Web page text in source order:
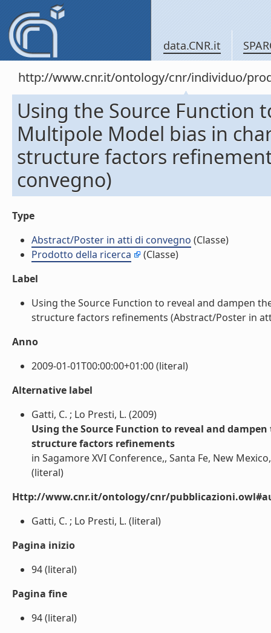
data.CNR.it
http://www.cnr.it/ontology/cnr/individuo/
Using the Source Function
Multipole Model bias in
structure factors
convegno)
Type
Abstract/Poster in atti di convegno (Classe)
Prodotto della ricerca
(Classe)
Label
Using the Source Function to reveal and dampen
structure factors refinements (Abstract/Poster in
Anno
2009-01-01T00:00:00+01:00 (literal)
Alternative label
Gatti, C. ; Lo Presti, L. (2009)
Using the Source Function to reveal and
structure factors refinements
in Sagamore XVI Conference,, Santa Fe, New
(literal)
Http://www.cnr.it/ontology/cnr/
Gatti, C. ; Lo Presti, L. (literal)
Pagina inizio
94 (literal)
Pagina fine
94 (literal)